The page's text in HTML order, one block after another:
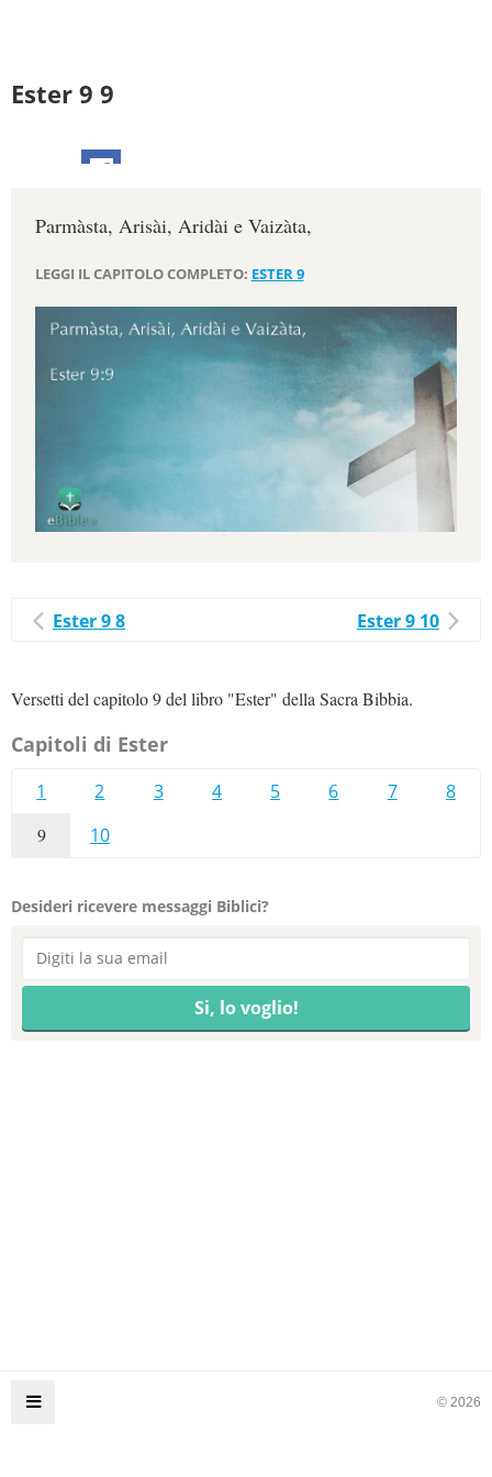
Ester 9 9
Parmàsta, Arisài, Aridài e Vaizàta,
LEGGI IL CAPITOLO COMPLETO: ESTER 9
Ester 9 8 Ester 9 10
Versetti del capitolo 9 del libro "Ester" della Sacra Bibbia.
Capitoli di Ester
1 2 3 4 5 6 7 8
9 10
Desideri ricevere messaggi Biblici?
© 2026